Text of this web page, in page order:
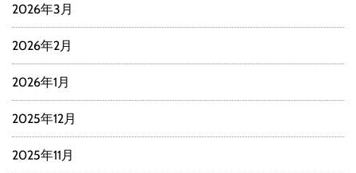
2026年3月
2026年2月
2026年1月
2025年12月
2025年11月